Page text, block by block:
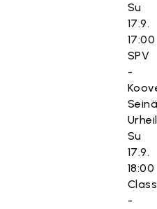
Su
17.9.
17:00
SPV
-
Su
17.9.
18:00
-